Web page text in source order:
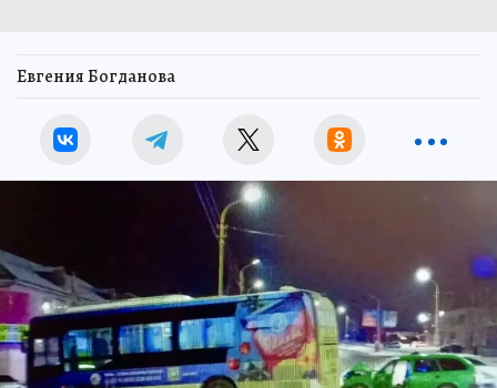
Евгения Богданова